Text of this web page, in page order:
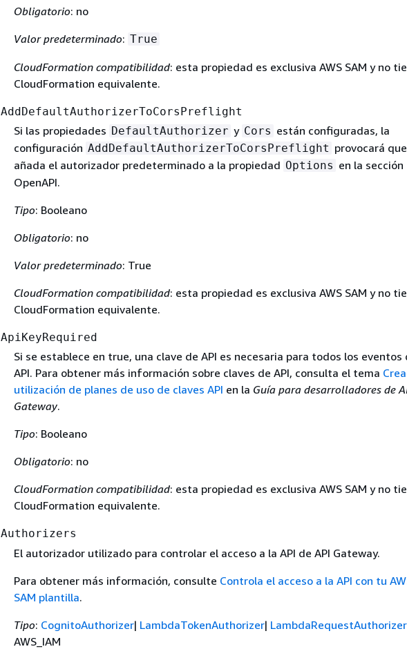
Obligatorio: no
Valor predeterminado: True
CloudFormation compatibilidad: esta propiedad es exclusiva AWS SAM y no
CloudFormation equivalente.
AddDefaultAuthorizerToCorsPreflight
Si las propiedades DefaultAuthorizer y Cors están configuradas, la
configuración AddDefaultAuthorizerToCorsPreflight provocará
añada el autorizador predeterminado a la propiedad Options en la sección
OpenAPI.
Tipo: Booleano
Obligatorio: no
Valor predeterminado: True
CloudFormation compatibilidad: esta propiedad es exclusiva AWS SAM y no
CloudFormation equivalente.
ApiKeyRequired
Si se establece en true, una clave de API es necesaria para todos los eventos
API. Para obtener más información sobre claves de API, consulta el tema
utilización de planes de uso de claves API en la Guía para desarrolladores de
Gateway.
Tipo: Booleano
Obligatorio: no
CloudFormation compatibilidad: esta propiedad es exclusiva AWS SAM y no
CloudFormation equivalente.
Authorizers
El autorizador utilizado para controlar el acceso a la API de API Gateway.
Para obtener más información, consulte Controla el acceso a la API con tu
SAM plantilla.
Tipo: CognitoAuthorizer| LambdaTokenAuthorizer| LambdaRequestAuthorizer
AWS_IAM